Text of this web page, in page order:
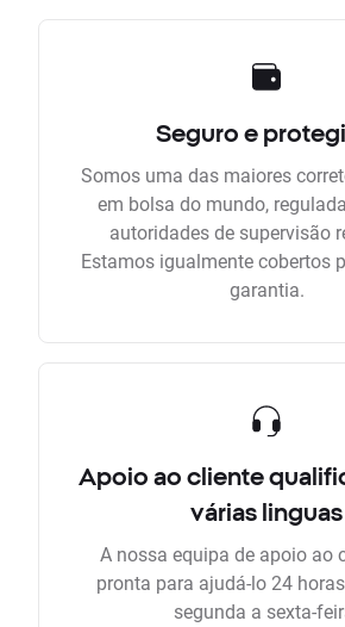
Seguro e
Somos uma das maiores
em bolsa do mundo,
autoridades de supervisão
Estamos igualmente cobertos
garantia.
Apoio ao cliente
várias linguas
A nossa equipa de apoio ao
pronta para ajudá-lo 24
segunda a sexta-